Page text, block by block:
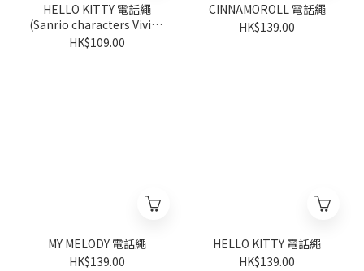
HELLO KITTY 電話繩
(Sanrio characters Vivitix
系列)
HK$109.00
CINNAMOROLL 電話繩
HK$139.00
MY MELODY 電話繩
HK$139.00
HELLO KITTY 電話繩
HK$139.00